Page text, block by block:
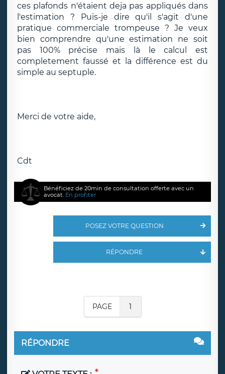
ces plafonds n'étaient deja pas appliqués dans
l'estimation ? Puis-je dire qu'il s'agit d'une
pratique commerciale trompeuse ? Je veux
bien comprendre qu'une estimation ne soit
pas 100% précise mais là le calcul est
completement faussé et la différence est du
simple au septuple.
Merci de votre aide,
Cdt
Bénéficiez de 20min de consultation offerte avec un
avocat. En profiter
POSEZ VOTRE QUESTION
RÉPONDRE
PAGE 1
RÉPONDRE